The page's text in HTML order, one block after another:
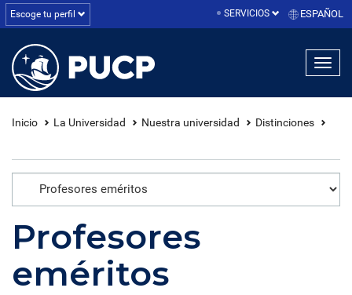
Escoge tu perfil SERVICIOS ESPAÑOL
Inicio La Universidad Nuestra universidad Distinciones
Profesores
eméritos